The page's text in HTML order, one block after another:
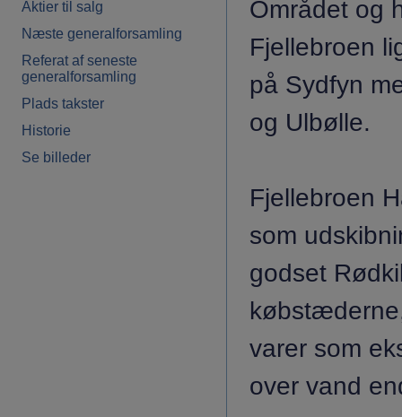
Aktier til salg
Næste generalforsamling
Referat af seneste
generalforsamling
Plads takster
Historie
Se billeder
Området og
Fjellebroen
på Sydfyn
og Ulbølle.
Fjellebroen
som
godset
varer som
over vand